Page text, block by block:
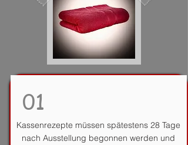
01
Kassenrezepte müssen spätestens 28 Tage
nach Ausstellung begonnen werden und